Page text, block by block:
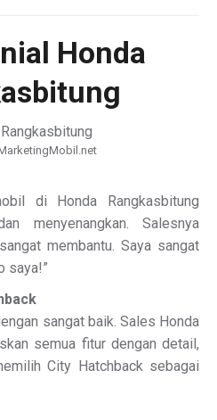
Honda
di Honda Rangkasbitung
menyenangkan. Salesnya
membantu. Saya sangat
saya!”
sangat baik. Sales Honda
semua fitur dengan detail,
City Hatchback sebagai